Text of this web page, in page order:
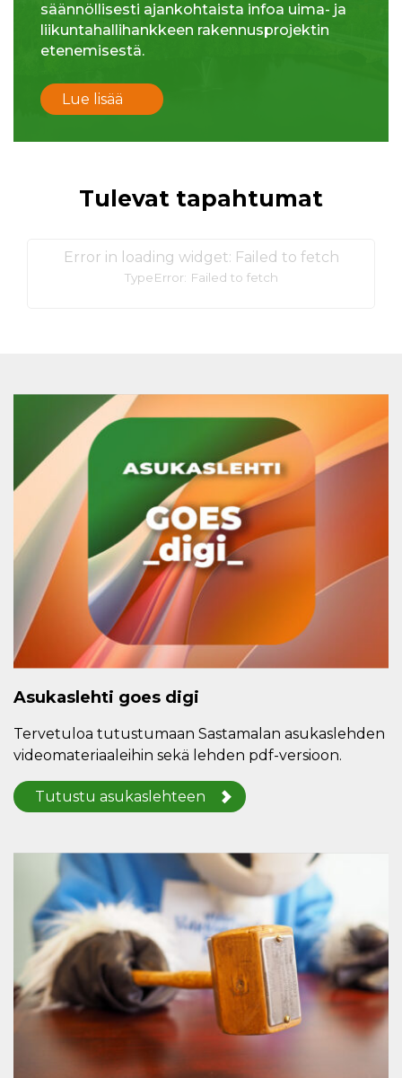
säännöllisesti ajankohtaista infoa uima- ja
liikuntahallihankkeen rakennusprojektin
etenemisestä.
Lue lisää
Tulevat tapahtumat
Error in loading widget: Failed to fetch
TypeError: Failed to fetch
Asukaslehti goes digi
Tervetuloa tutustumaan Sastamalan asukaslehden
videomateriaaleihin sekä lehden pdf-versioon.
Tutustu asukaslehteen